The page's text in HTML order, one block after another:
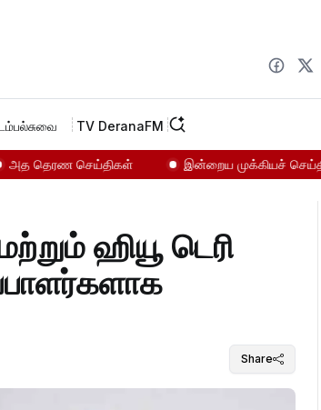
பல்சுவை TV DeranaFM
செய்திகள் இன்றைய முக்கியச் செய்திகள்...
Share